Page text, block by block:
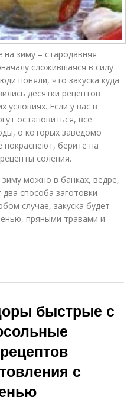
зиму – стародавняя
сложившаяся в силу
поняли, что закуска куда
десятки рецептов
условиях. Если у вас в
остановиться, все
о которых заведомо
покраснеют, берите на
соления.
можно в банках, ведре,
способа заготовки –
случае, закуска будет
пряными травами и
быстрые с
с